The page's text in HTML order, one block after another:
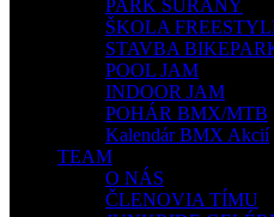
PARK ŠURANY
ŠKOLA
STAVBA
POOL JAM
INDOOR JAM
POHÁR BMX/MTB
Kalendár BMX Akcií
TEAM
O NÁS
ČLENOVIA TÍMU